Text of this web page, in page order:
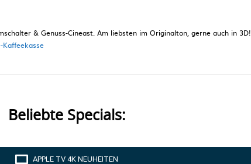
& Genuss-Cineast. Am liebsten im Originalton, gerne auch in 3D!
Kaffeekasse
Beliebte Specials:
APPLE TV 4K NEUHEITEN